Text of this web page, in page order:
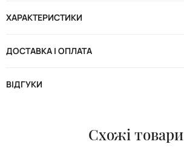
ХАРАКТЕРИСТИКИ
ДОСТАВКА І ОПЛАТА
ВІДГУКИ
Схожі товари